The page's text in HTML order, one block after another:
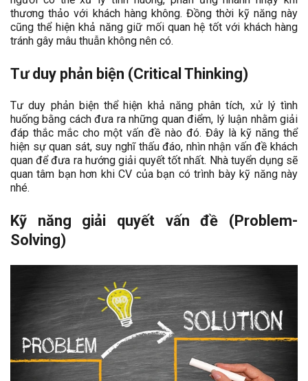
thương thảo với khách hàng không. Đồng thời kỹ năng này
cũng thể hiện khả năng giữ mối quan hệ tốt với khách hàng
tránh gây mâu thuẫn không nên có.
Tư duy phản biện (Critical Thinking)
Tư duy phản biện thể hiện khả năng phân tích, xử lý tình
huống bằng cách đưa ra những quan điểm, lý luận nhằm giải
đáp thắc mắc cho một vấn đề nào đó. Đây là kỹ năng thể
hiện sự quan sát, suy nghĩ thấu đáo, nhìn nhận vấn đề khách
quan để đưa ra hướng giải quyết tốt nhất. Nhà tuyển dụng sẽ
quan tâm bạn hơn khi CV của bạn có trình bày kỹ năng này
nhé.
Kỹ năng giải quyết vấn đề (Problem-
Solving)